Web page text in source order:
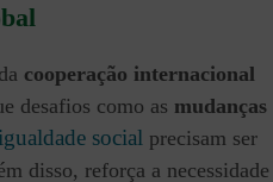
cooperação internacional
desafios como as mudanças
social precisam ser
disso, reforça a necessidade